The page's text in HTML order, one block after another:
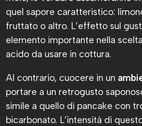
quel sapore caratteristico:
fruttato o altro. L’effetto sul
elemento importante nella
acido da usare in cottura.
Al contrario, cuocere in un
portare a un retrogusto
simile a quello di pancake con
bicarbonato. L’intensità di